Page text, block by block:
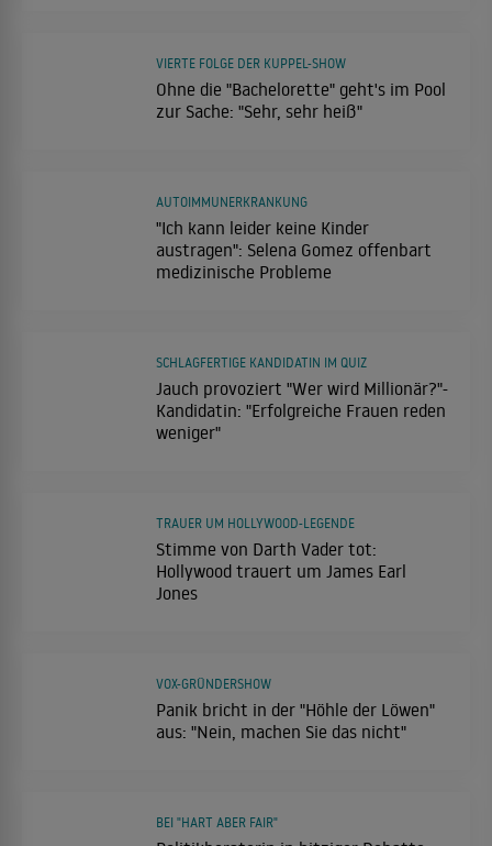
Ohne die "Bachelorette" geht's im Pool
zur Sache: "Sehr, sehr heiß"
VIERTE FOLGE DER KUPPEL-SHOW
"Ich kann leider keine Kinder
austragen": Selena Gomez offenbart
medizinische Probleme
AUTOIMMUNERKRANKUNG
Jauch provoziert "Wer wird Millionär?"-
Kandidatin: "Erfolgreiche Frauen reden
weniger"
SCHLAGFERTIGE KANDIDATIN IM QUIZ
Stimme von Darth Vader tot:
Hollywood trauert um James Earl
Jones
TRAUER UM HOLLYWOOD-LEGENDE
Panik bricht in der "Höhle der Löwen"
aus: "Nein, machen Sie das nicht"
VOX-GRÜNDERSHOW
BEI "HART ABER FAIR"